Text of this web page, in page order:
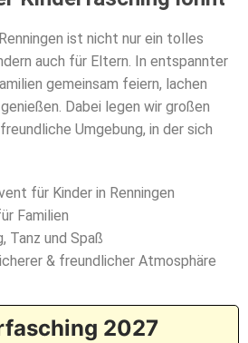
ist nicht nur ein tolles
auch für Eltern. In entspannter
gemeinsam feiern, lachen
Dabei legen wir großen
Umgebung, in der sich
für Kinder in Renningen
Familien
Tanz und Spaß
& freundlicher Atmosphäre
2027